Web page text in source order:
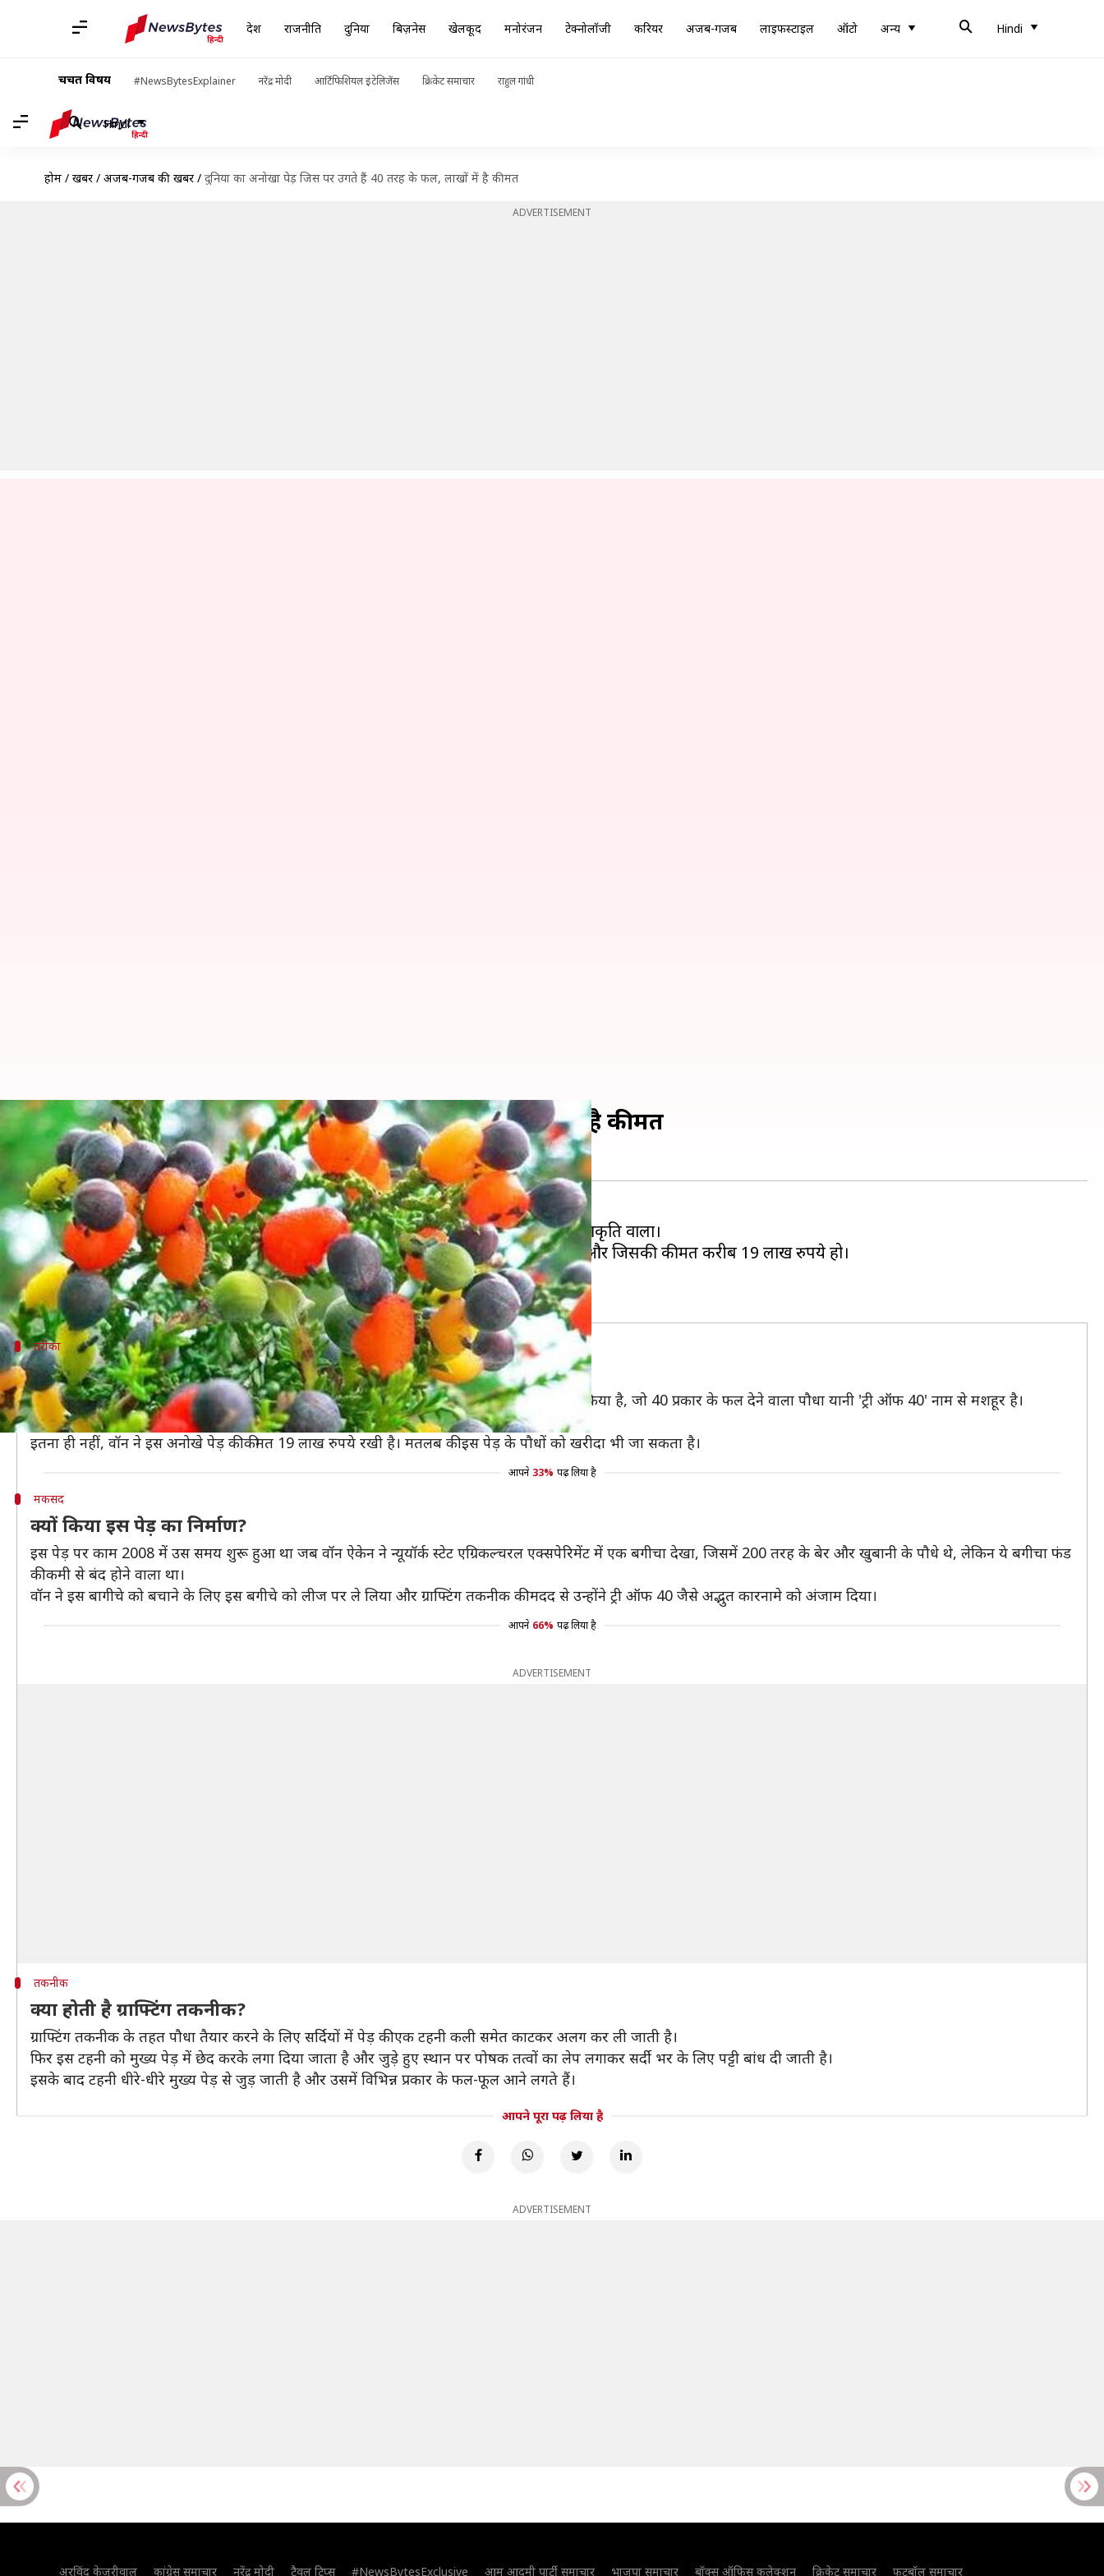
देश राजनीति दुनिया बिज़नेस खेलकूद मनोरंजन टेक्नोलॉजी करियर अजब-गजब लाइफस्टाइल ऑटो अन्य Hindi
चर्चित विषय #NewsBytesExplainer नरेंद्र मोदी आर्टिफिशियल इंटेलिजेंस क्रिकेट समाचार राहुल गांधी
Hindi
होम / खबरें / अजब-गजब की खबरें / दुनिया का अनोखा पेड़ जिस पर उगते हैं 40 तरह के फल, लाखों में है कीमत
ADVERTISEMENT
दुनिया का अनोखा पेड़ जिस पर उगते हैं 40 तरह के फल, लाखों में है कीमत
अंजली Nov 28, 2019 06:26 pm
क्या है खबर?
आपने अलग-अलग खासियत वाले कई पेड़ देखे होंगे, कोई सबसे पुराना है तो कोई अजीबो-गरीब आकृति वाला।
लेकिन क्या आपने कभी ऐसे पेड़ के बारे में सुना है, जिस पर 40 तरह के अलग-अलग फल उगते हैं और जिसकी कीमत करीब 19 लाख रुपये हो।
शायद इस बात को सुनकर आप विश्वास न करें, मगर यह सच है।
तरीका
अमेरिका में तैयार हुआ है यहाँ अनोखा पेड़
दरअसल, अमेरीका की सेराक्यूज यूनिवर्सिटी में विजुअल आर्ट्स के प्रफेसर वॉन ऐकेन ने इस पेड़ को तैयार किया है, जो 40 प्रकार के फल देने वाला पौधा यानी 'ट्री ऑफ 40' नाम से मशहूर है।
ऐसा इसलिए है, क्योंकि इसमें बेर, सतालू, खुबानी, चेरी और नेक्टराइन आदि जैसे कई फल उगते हैं।
इतना ही नहीं, वॉन ने इस अनोखे पेड़ की कीमत 19 लाख रुपये रखी है। मतलब की इस पेड़ के पौधों को खरीदा भी जा सकता है।
आपने 33% पढ़ लिया है
मकसद
क्यों किया इस पेड़ का निर्माण?
इस पेड़ पर काम 2008 में उस समय शुरू हुआ था जब वॉन ऐकेन ने न्यूयॉर्क स्टेट एग्रिकल्चरल एक्सपेरिमेंट में एक बगीचा देखा, जिसमें 200 तरह के बेर और खुबानी के पौधे थे, लेकिन ये बगीचा फंड
की कमी से बंद होने वाला था।
वॉन ने इस बागीचे को बचाने के लिए इस बगीचे को लीज पर ले लिया और ग्राफ्टिंग तकनीक की मदद से उन्होंने ट्री ऑफ 40 जैसे अद्भुत कारनामे को अंजाम दिया।
आपने 66% पढ़ लिया है
ADVERTISEMENT
तकनीक
क्या होती है ग्राफ्टिंग तकनीक?
ग्राफ्टिंग तकनीक के तहत पौधा तैयार करने के लिए सर्दियों में पेड़ की एक टहनी कली समेत काटकर अलग कर ली जाती है।
फिर इस टहनी को मुख्य पेड़ में छेद करके लगा दिया जाता है और जुड़े हुए स्थान पर पोषक तत्वों का लेप लगाकर सर्दी भर के लिए पट्टी बांध दी जाती है।
इसके बाद टहनी धीरे-धीरे मुख्य पेड़ से जुड़ जाती है और उसमें विभिन्न प्रकार के फल-फूल आने लगते हैं।
आपने पूरा पढ़ लिया है
ADVERTISEMENT
अरविंद केजरीवाल कांग्रेस समाचार नरेंद्र मोदी ट्रैवल टिप्स #NewsBytesExclusive आम आदमी पार्टी समाचार भाजपा समाचार बॉक्स ऑफिस कलेक्शन क्रिकेट समाचार फुटबॉल समाचार